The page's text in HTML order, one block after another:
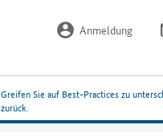
Greifen Sie auf Best-Practices zu
zurück.
Anmeldung